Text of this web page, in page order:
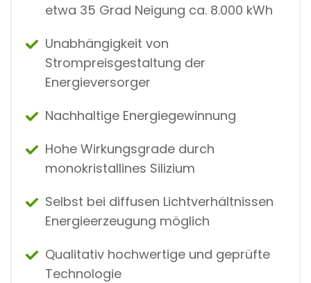
etwa 35 Grad Neigung ca. 8.000 kWh
Unabhängigkeit von
Strompreisgestaltung der
Energieversorger
Nachhaltige Energiegewinnung
Hohe Wirkungsgrade durch
monokristallines Silizium
Selbst bei diffusen Lichtverhältnissen
Energieerzeugung möglich
Qualitativ hochwertige und geprüfte
Technologie